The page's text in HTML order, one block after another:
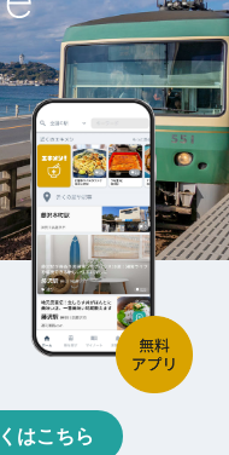
はこちら